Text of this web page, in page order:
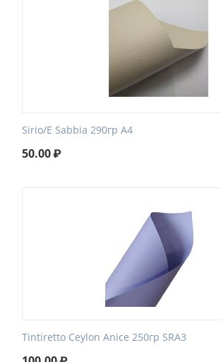
Sirio/E Sabbia 290гр А4
50.00₽
Tintiretto Ceylon Anice 250гр SRA3